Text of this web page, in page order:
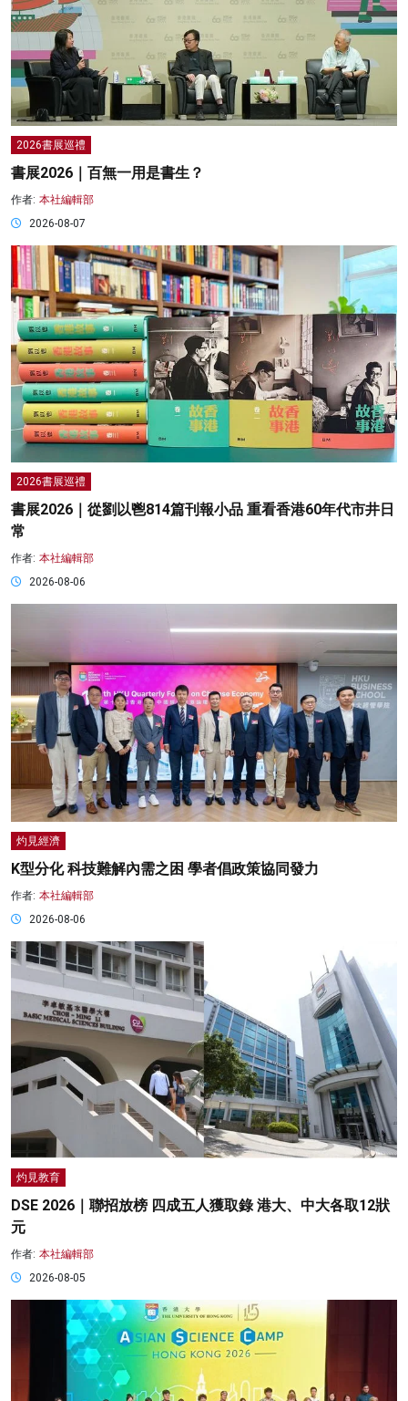
2026書展巡禮
書展2026｜百無一用是書生？
作者: 本社編輯部
2026-08-07
2026書展巡禮
書展2026｜從劉以鬯814篇刊報小品 重看香港60年代市井日
常
作者: 本社編輯部
2026-08-06
灼見經濟
K型分化 科技難解內需之困 學者倡政策協同發力
作者: 本社編輯部
2026-08-06
灼見教育
DSE 2026｜聯招放榜 四成五人獲取錄 港大、中大各取12狀
元
作者: 本社編輯部
2026-08-05